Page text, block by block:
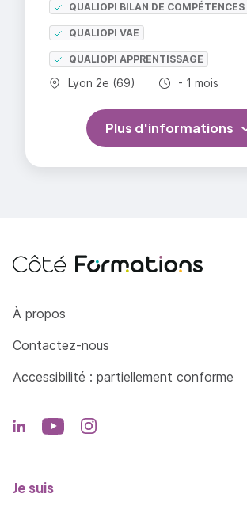
QUALIOPI BILAN DE COMPÉTENCES
QUALIOPI VAE
QUALIOPI APPRENTISSAGE
Commune :
Lyon 2e (69) Durée totale :
- 1 mois
Plus d'informations
Côté Formations
À propos
Contactez-nous
Accessibilité : partiellement conforme
Je suis